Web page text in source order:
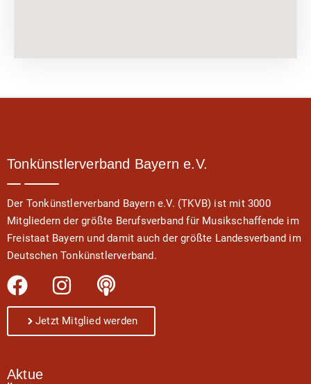
Tonkünstlerverband Bayern e.V.
Der Tonkünstlerverband Bayern e.V. (TKVB) ist mit 3000
Mitgliedern der größte Berufsverband für Musikschaffende im
Freistaat Bayern und damit auch der größte Landesverband im
Deutschen Tonkünstlerverband.
Jetzt Mitglied werden
Aktue